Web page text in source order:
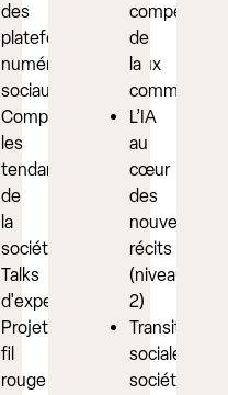
des
plateformes
numériques/réseaux
sociaux
Comprendre
les
tendances
de
la
société
Talks
d'experts
Projet
fil
rouge
compet’
de
la
L’IA
au
cœur
des
nouveaux
récits
(niveau
2)
Transition
sociale,
sociétale